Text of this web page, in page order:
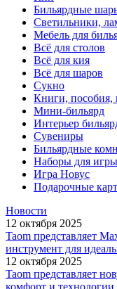
Бильярдные
Светильники,
Мебель для
Всё для столов
Всё для кия
Всё для шаров
Сукно
Книги, пособия,
Мини-бильярд
Интерьер
Сувениры
Бильярдные
Наборы для игры
Игра Новус
Подарочные
Новости
12 октября 2025
Taom представляет
инструмент для
12 октября 2025
Taom представляет
комфорт и технологии